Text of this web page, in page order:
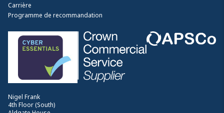
Nigel Frank
4th Floor (South)
Carrière
Programme de recommandation